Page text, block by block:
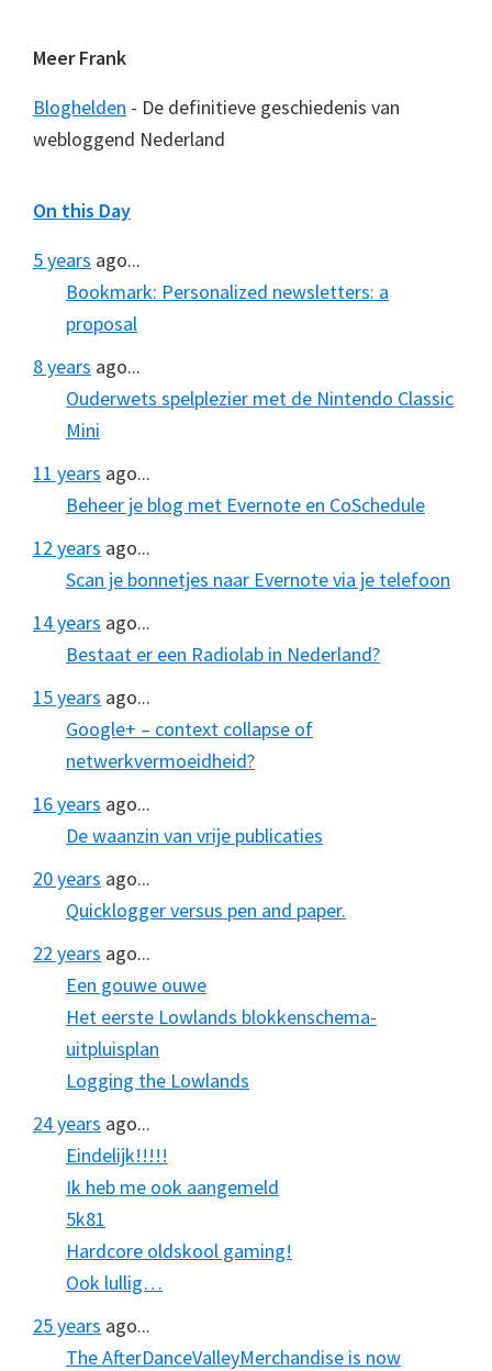
Meer Frank
Bloghelden - De definitieve geschiedenis van
webloggend Nederland
On this Day
5 years ago...
Bookmark: Personalized newsletters: a
proposal
8 years ago...
Ouderwets spelplezier met de Nintendo Classic
Mini
11 years ago...
Beheer je blog met Evernote en CoSchedule
12 years ago...
Scan je bonnetjes naar Evernote via je telefoon
14 years ago...
Bestaat er een Radiolab in Nederland?
15 years ago...
Google+ – context collapse of
netwerkvermoeidheid?
16 years ago...
De waanzin van vrije publicaties
20 years ago...
Quicklogger versus pen and paper.
22 years ago...
Een gouwe ouwe
Het eerste Lowlands blokkenschema-
uitpluisplan
Logging the Lowlands
24 years ago...
Eindelijk!!!!!
Ik heb me ook aangemeld
5k81
Hardcore oldskool gaming!
Ook lullig…
25 years ago...
The AfterDanceValleyMerchandise is now